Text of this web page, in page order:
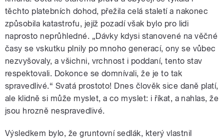
těchto platebních dohod, přežila celá staletí a nakonec
způsobila katastrofu, jejíž pozadí však bylo pro lidi
naprosto neprůhledné. „Dávky kdysi stanovené na věčné
časy se vskutku plnily po mnoho generací, ony se vůbec
nezvyšovaly, a všichni, vrchnost i poddaní, tento stav
respektovali. Dokonce se domnívali, že je to tak
spravedlivé.“ Svatá prostoto! Dnes člověk sice daně platí,
ale klidně si může myslet, a co myslet: i říkat, a nahlas, že
jsou hrozně nespravedlivé.
Výsledkem bylo, že gruntovní sedlák, který vlastnil